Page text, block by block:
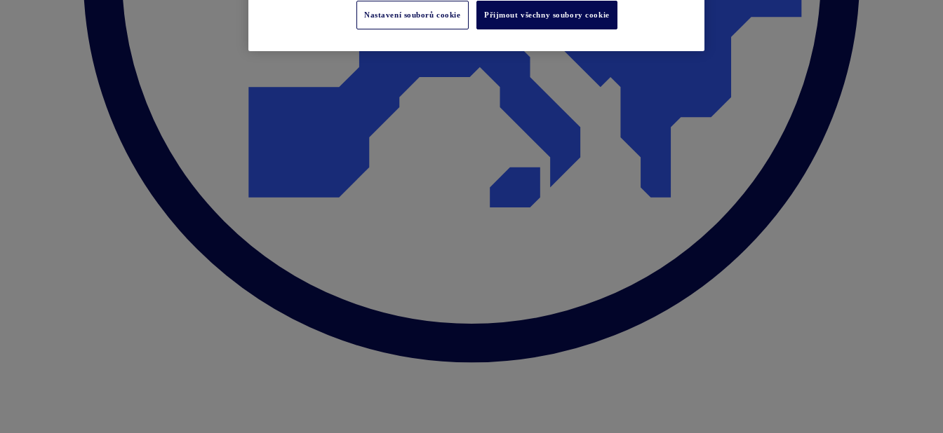
Nastavení souborů cookie Přijmout všechny soubory cookie